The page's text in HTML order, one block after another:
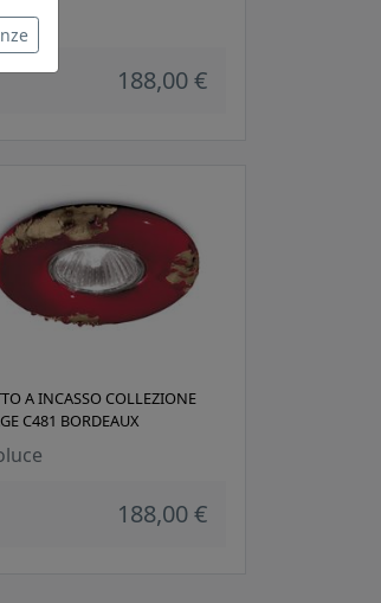
188,00 €
A INCASSO COLLEZIONE
C481 BORDEAUX
188,00 €